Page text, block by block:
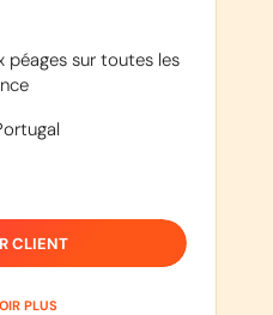
péages sur toutes les
CLIENT
PLUS